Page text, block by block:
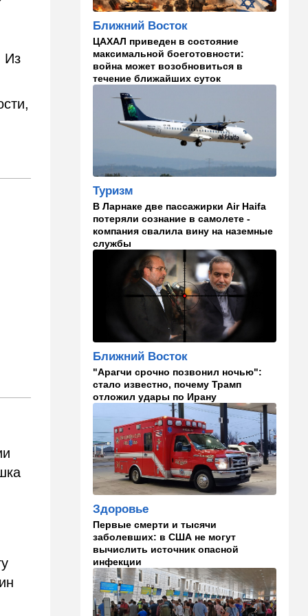
Из
палестинскими строят
"новую модель ООН"
14:55 Израиль
В Израиле опасаются атак
дронов изнутри страны
В мире
WSJ: загнанный в угол Путин
может испытать НАТО на
14:10 В мире
Заложники Сеуты: почему
марокканские подростки не
могут вернуться домой
14:09 Мнения
Несколько минут между
воем сирены и ударом
В мире
Полное затмение — не для
Израиля: куда ехать за
12:40 В мире
Этна разбушевалась:
Сицилия закрыла один из
аэропортов. ВИДЕО
12:30 В мире
Российский след? В
Германии предотвратили
покушение на
производителя дронов для
Украины
11:45 Израиль
Террорист "Нухбы",
участвовавший в резне 7
октября, работал в Газе
водителем грузовика
гумпомощи
Ближний Восток
ЦАХАЛ приведен в состояние
максимальной боеготовности:
война может возобновиться в
течение ближайших суток
Туризм
В Ларнаке две пассажирки Air Haifa
потеряли сознание в самолете -
компания свалила вину на наземные
службы
Ближний Восток
"Арагчи срочно позвонил ночью":
стало известно, почему Трамп
отложил удары по Ирану
Здоровье
Первые смерти и тысячи
заболевших: в США не могут
вычислить источник опасной
инфекции